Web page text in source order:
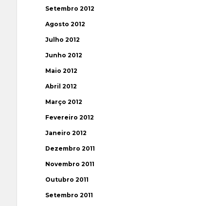
Setembro 2012
Agosto 2012
Julho 2012
Junho 2012
Maio 2012
Abril 2012
Março 2012
Fevereiro 2012
Janeiro 2012
Dezembro 2011
Novembro 2011
Outubro 2011
Setembro 2011